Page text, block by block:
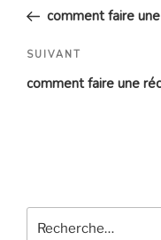
l’article
précédent
comment faire
Article
suivant
SUIVANT
comment faire une